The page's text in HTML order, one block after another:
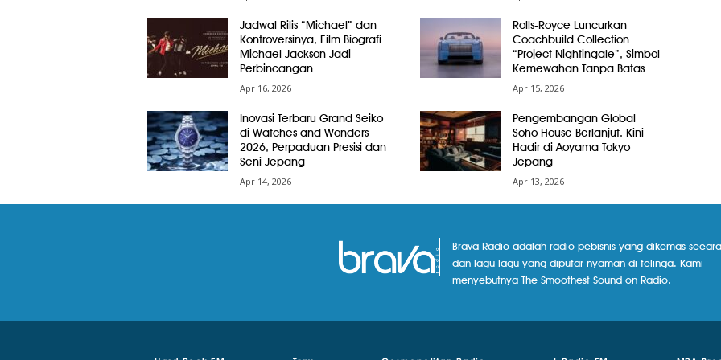
Jadwal Rilis “Michael” dan
Kontroversinya, Film Biografi
Michael Jackson Jadi
Perbincangan
Apr 16, 2026
Rolls-Royce Luncurkan
Coachbuild Collection
“Project Nightingale”, Simbol
Kemewahan Tanpa Batas
Apr 15, 2026
Inovasi Terbaru Grand Seiko
di Watches and Wonders
2026, Perpaduan Presisi dan
Seni Jepang
Apr 14, 2026
Pengembangan Global
Soho House Berlanjut, Kini
Hadir di Aoyama Tokyo
Jepang
Apr 13, 2026
Brava Radio adalah radio pebisnis yang dikemas
dan lagu-lagu yang diputar nyaman di telinga. Kami
menyebutnya The Smoothest Sound on Radio.